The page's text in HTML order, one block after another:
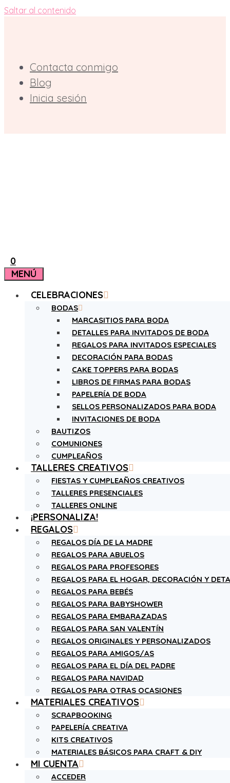
Saltar al contenido
Contacta conmigo
Blog
Inicia sesión
0
MENÚ
CELEBRACIONES
BODAS
MARCASITIOS PARA BODA
DETALLES PARA INVITADOS DE BODA
REGALOS PARA INVITADOS ESPECIALES
DECORACIÓN PARA BODAS
CAKE TOPPERS PARA BODAS
LIBROS DE FIRMAS PARA BODAS
PAPELERÍA DE BODA
SELLOS PERSONALIZADOS PARA BODA
INVITACIONES DE BODA
BAUTIZOS
COMUNIONES
CUMPLEAÑOS
TALLERES CREATIVOS
FIESTAS Y CUMPLEAÑOS CREATIVOS
TALLERES PRESENCIALES
TALLERES ONLINE
¡PERSONALIZA!
REGALOS
REGALOS DÍA DE LA MADRE
REGALOS PARA ABUELOS
REGALOS PARA PROFESORES
REGALOS PARA EL HOGAR, DECORACIÓN Y
REGALOS PARA BEBÉS
REGALOS PARA BABYSHOWER
REGALOS PARA EMBARAZADAS
REGALOS PARA SAN VALENTÍN
REGALOS ORIGINALES Y PERSONALIZADOS
REGALOS PARA AMIGOS/AS
REGALOS PARA EL DÍA DEL PADRE
REGALOS PARA NAVIDAD
REGALOS PARA OTRAS OCASIONES
MATERIALES CREATIVOS
SCRAPBOOKING
PAPELERÍA CREATIVA
KITS CREATIVOS
MATERIALES BÁSICOS PARA CRAFT & DIY
MI CUENTA
ACCEDER